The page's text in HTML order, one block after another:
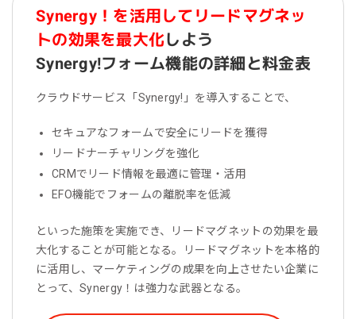
Synergy！を活用してリードマグネッ
トの効果を最大化しよう
Synergy!フォーム機能の詳細と料金表
クラウドサービス「Synergy!」を導入することで、
セキュアなフォームで安全にリードを獲得
リードナーチャリングを強化
CRMでリード情報を最適に管理・活用
EFO機能でフォームの離脱率を低減
といった施策を実施でき、リードマグネットの効果を最
大化することが可能となる。リードマグネットを本格的
に活用し、マーケティングの成果を向上させたい企業に
とって、Synergy！は強力な武器となる。